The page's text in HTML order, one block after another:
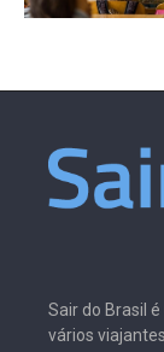
Sair do Brasil
vários